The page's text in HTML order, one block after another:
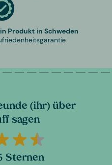
Produkt in Schweden
(ihr) über
sagen
Sternen